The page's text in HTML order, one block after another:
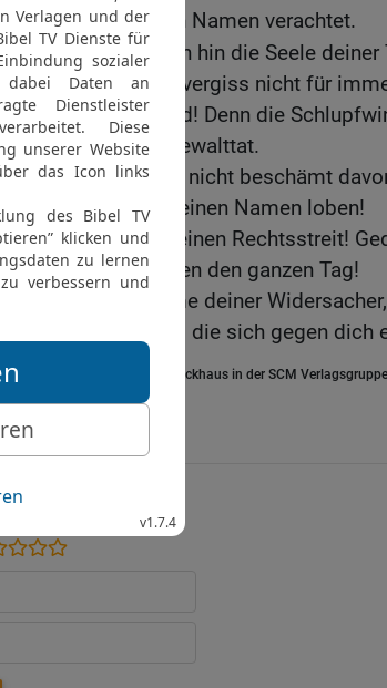
[4]Volk hat deinen Namen verachtet.
den Raubtieren hin die Seele deiner
deiner Elenden vergiss nicht für
hin auf den Bund! Denn die
von Stätten der Gewalttat.
den Unterdrückten nicht beschämt
und Armen lass deinen Namen loben!
auf, Gott, führe deinen Rechtsstreit!
durch den Toren den ganzen Tag!
nicht die Stimme deiner
Getöse derer, die sich gegen dich
2006, © 2006 SCM R.Brockhaus in der SCM
geben?